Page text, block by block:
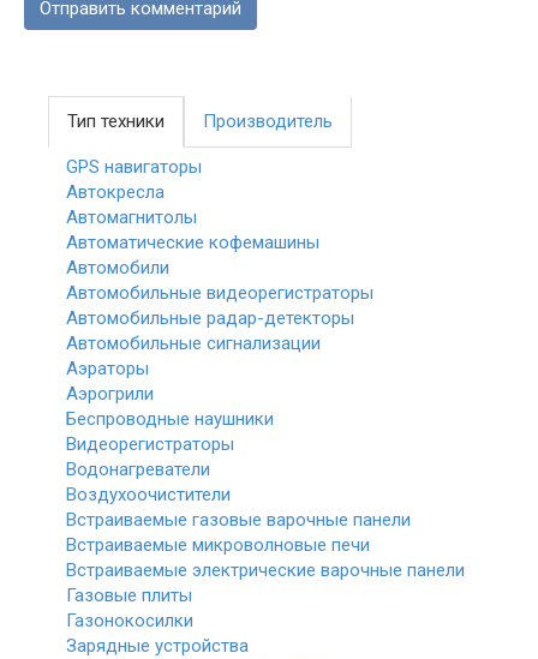
Тип техники Производитель
GPS навигаторы
Автокресла
Автомагнитолы
Автоматические кофемашины
Автомобили
Автомобильные видеорегистраторы
Автомобильные радар-детекторы
Автомобильные сигнализации
Аэраторы
Аэрогрили
Беспроводные наушники
Видеорегистраторы
Водонагреватели
Воздухоочистители
Встраиваемые газовые варочные панели
Встраиваемые микроволновые печи
Встраиваемые электрические варочные панели
Газовые плиты
Газонокосилки
Зарядные устройства